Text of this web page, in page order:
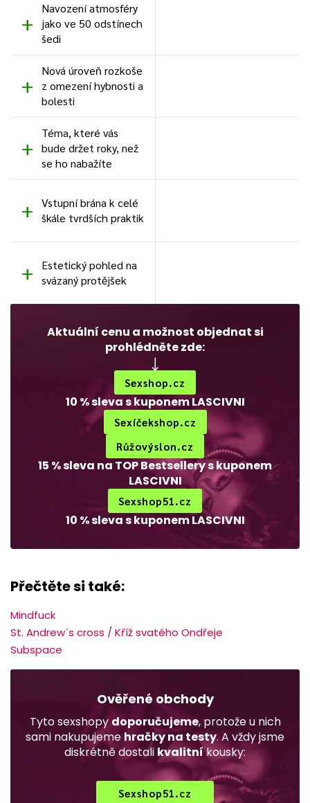
Navození atmosféry
jako ve 50 odstínech
šedi
Nová úroveň rozkoše
z omezení hybnosti a
bolesti
Téma, které vás
bude držet roky, než
se ho nabažíte
Vstupní brána k celé
škále tvrdších praktik
Estetický pohled na
svázaný protějšek
Aktuální cenu a možnost objednat si
prohlédněte zde:
Sexshop.cz
10 % sleva s kuponem LASCIVNI
Sexíčekshop.cz
Růžovýslon.cz
15 % sleva na TOP Bestsellery s kuponem
LASCIVNI
Sexshop51.cz
10 % sleva s kuponem LASCIVNI
Přečtěte si také:
Mindfuck
St. Andrew´s cross / Kříž svatého Ondřeje
Subspace
Ověřené obchody
Tyto sexshopy doporučujeme, protože u nich
sami nakupujeme hračky na testy. A vždy jsme
diskrétně dostali kvalitníkousky:
Sexshop51.cz